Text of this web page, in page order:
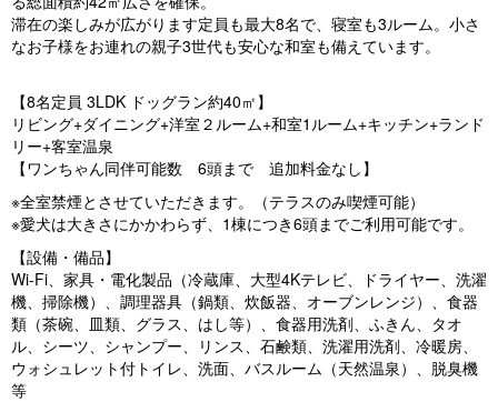
滞在の楽しみが広がります定員も最大8名で、寝室も3ルーム。小さ
なお子様をお連れの親子3世代も安心な和室も備えています。
【8名定員 3LDK ドッグラン約40㎡】
リビング+ダイニング+洋室２ルーム+和室1ルーム+キッチン+ランド
リー+客室温泉
【ワンちゃん同伴可能数 6頭まで 追加料金なし】
※全室禁煙とさせていただきます。（テラスのみ喫煙可能）
※愛犬は大きさにかかわらず、1棟につき6頭までご利用可能です。
【設備・備品】
Wi-Fi、家具・電化製品（冷蔵庫、大型4Kテレビ、ドライヤー、洗濯
機、掃除機）、調理器具（鍋類、炊飯器、オーブンレンジ）、食器
類（茶碗、皿類、グラス、はし等）、食器用洗剤、ふきん、タオ
ル、シーツ、シャンプー、リンス、石鹸類、洗濯用洗剤、冷暖房、
ウォシュレット付トイレ、洗面、バスルーム（天然温泉）、脱臭機
等